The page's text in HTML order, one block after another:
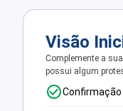
Visão
Complemente a
possui algum
Confirmação